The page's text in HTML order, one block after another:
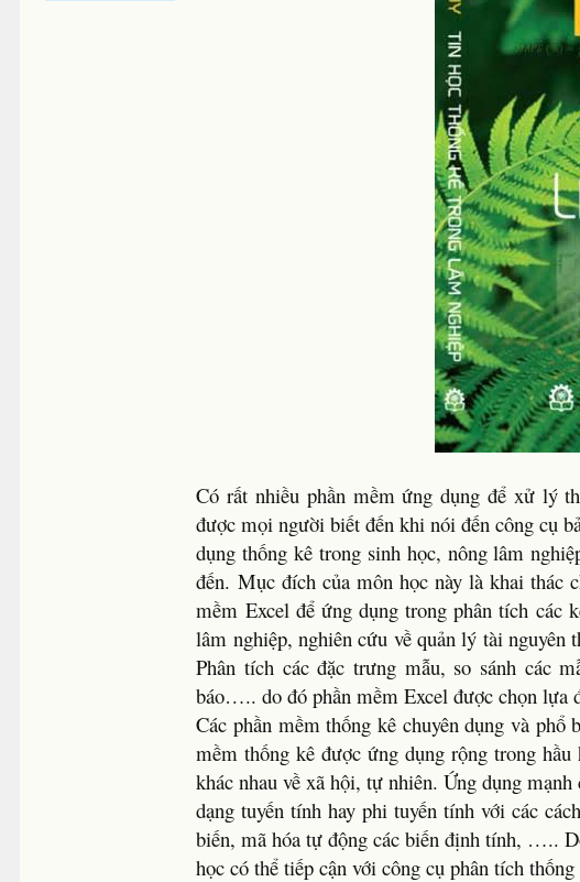
Có rất nhiều phần mềm ứng dụng để xử lý
được mọi người biết đến khi nói đến công cụ
dụng thống kê trong sinh học, nông lâm
đến. Mục đích của môn học này là khai thác
mềm Excel để ứng dụng trong phân tích các
lâm nghiệp, nghiên cứu về quản lý tài
Phân tích các đặc trưng mẫu, so sánh các
báo….. do đó phần mềm Excel được chọn lựa
Các phần mềm thống kê chuyên dụng và
mềm thống kê được ứng dụng rộng trong
khác nhau về xã hội, tự nhiên. Ứng dụng
dạng tuyến tính hay phi tuyến tính với các
biến, mã hóa tự động các biến định tính, …..
học có thể tiếp cận với công cụ phân tích thống